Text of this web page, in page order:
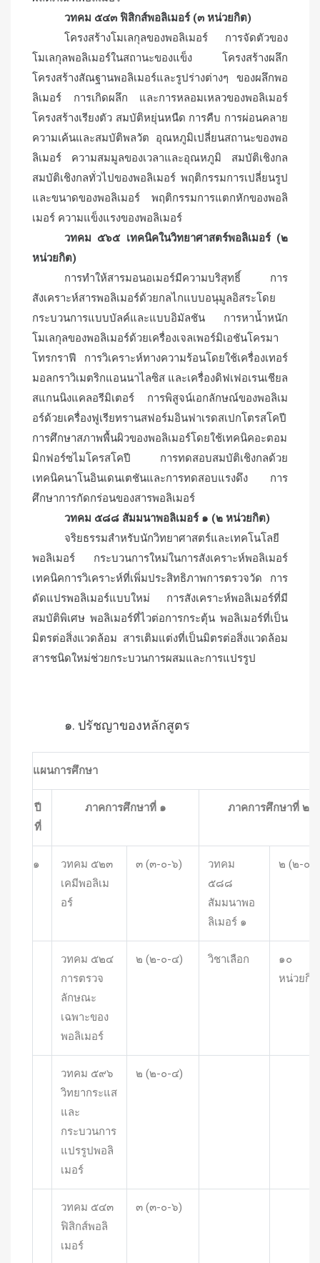
วทคม ๕๔๓ ฟิสิกส์พอลิเมอร์ (๓ หน่วยกิต)
โครงสร้างโมเลกุลของพอลิเมอร์ การจัดตัวของ
โมเลกุลพอลิเมอร์ในสถานะของแข็ง โครงสร้างผลึก
โครงสร้างสัณฐานพอลิเมอร์และรูปร่างต่างๆ ของผลึกพอ
ลิเมอร์ การเกิดผลึก และการหลอมเหลวของพอลิเมอร์
โครงสร้างเรียงตัว สมบัติหยุ่นหนืด การคืบ การผ่อนคลาย
ความเค้นและสมบัติพลวัต อุณหภูมิเปลี่ยนสถานะของพอ
ลิเมอร์ ความสมมูลของเวลาและอุณหภูมิ สมบัติเชิงกล
สมบัติเชิงกลทั่วไปของพอลิเมอร์ พฤติกรรมการเปลี่ยนรูป
และขนาดของพอลิเมอร์ พฤติกรรมการแตกหักของพอลิ
เมอร์ ความแข็งแรงของพอลิเมอร์
วทคม ๕๖๕ เทคนิคในวิทยาศาสตร์พอลิเมอร์ (๒
หน่วยกิต)
การทำให้สารมอนอเมอร์มีความบริสุทธิ์ การ
สังเคราะห์สารพอลิเมอร์ด้วยกลไกแบบอนุมูลอิสระโดย
กระบวนการแบบบัลค์และแบบอิมัลชัน การหาน้ำหนัก
โมเลกุลของพอลิเมอร์ด้วยเครื่องเจลเพอร์มิเอชันโครมา
โทรกราฟี การวิเคราะห์ทางความร้อนโดยใช้เครื่องเทอร์
มอลกราวิเมตริกแอนนาไลซิส และเครื่องดิฟเฟอเรนเชียล
สแกนนิงแคลอรีมิเตอร์ การพิสูจน์เอกลักษณ์ของพอลิเม
อร์ด้วยเครื่องฟูเรียทรานสฟอร์มอินฟาเรดสเปกโตรสโคปี
การศึกษาสภาพพื้นผิวของพอลิเมอร์โดยใช้เทคนิคอะตอม
มิกฟอร์ซไมโครสโคปี การทดสอบสมบัติเชิงกลด้วย
เทคนิคนาโนอินเดนเตชันและการทดสอบแรงดึง การ
ศึกษาการกัดกร่อนของสารพอลิเมอร์
วทคม ๕๘๘ สัมมนาพอลิเมอร์ ๑ (๒ หน่วยกิต)
จริยธรรมสำหรับนักวิทยาศาสตร์และเทคโนโลยี
พอลิเมอร์ กระบวนการใหม่ในการสังเคราะห์พอลิเมอร์
เทคนิคการวิเคราะห์ที่เพิ่มประสิทธิภาพการตรวจวัด การ
ดัดแปรพอลิเมอร์แบบใหม่ การสังเคราะห์พอลิเมอร์ที่มี
สมบัติพิเศษ พอลิเมอร์ที่ไวต่อการกระตุ้น พอลิเมอร์ที่เป็น
มิตรต่อสิ่งแวดล้อม สารเติมแต่งที่เป็นมิตรต่อสิ่งแวดล้อม
สารชนิดใหม่ช่วยกระบวนการผสมและการแปรรูป
๑. ปรัชญาของหลักสูตร
แผนการศึกษา
ปี
ที่
ภาคการศึกษาที่ ๑ ภาคการศึกษาที่ ๒
๑
วทคม ๕๒๓
เคมีพอลิเม
อร์
๓ (๓-๐-๖)
วทคม
๕๘๘
สัมมนาพอ
ลิเมอร์ ๑
๒ (๒-๐-
วทคม ๕๒๔
การตรวจ
ลักษณะ
เฉพาะของ
พอลิเมอร์
๒ (๒-๐-๔) วิชาเลือก
๑๐
หน่วยกิต
วทคม ๕๙๖
วิทยากระแส
และ
กระบวนการ
แปรรูปพอลิ
เมอร์
๒ (๒-๐-๔)
วทคม ๕๔๓
ฟิสิกส์พอลิ
เมอร์
๓ (๓-๐-๖)